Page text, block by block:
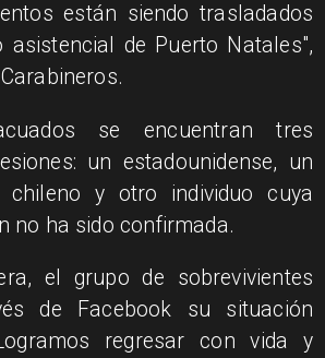
están siendo trasladados
asistencial de Puerto Natales",
se encuentran tres
un estadounidense, un
chileno y otro individuo cuya
no ha sido confirmada.
el grupo de sobrevivientes
de Facebook su situación
regresar con vida y